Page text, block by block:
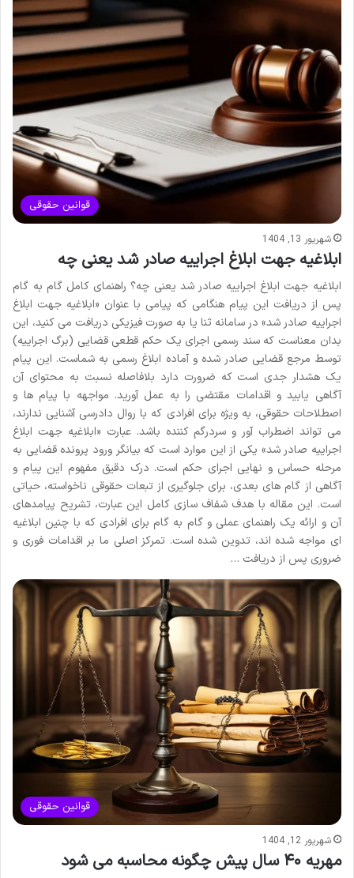
قوانین حقوقی
شهریور 13, 1404
ابلاغیه جهت ابلاغ اجراییه صادر شد یعنی چه
ابلاغیه جهت ابلاغ اجراییه صادر شد یعنی چه؟ راهنمای کامل گام به گام
پس از دریافت این پیام هنگامی که پیامی با عنوان «ابلاغیه جهت ابلاغ
اجراییه صادر شد» در سامانه ثنا یا به صورت فیزیکی دریافت می کنید، این
بدان معناست که سند رسمی اجرای یک حکم قطعی قضایی (برگ اجراییه)
توسط مرجع قضایی صادر شده و آماده ابلاغ رسمی به شماست. این پیام
یک هشدار جدی است که ضرورت دارد بلافاصله نسبت به محتوای آن
آگاهی یابید و اقدامات مقتضی را به عمل آورید. مواجهه با پیام ها و
اصطلاحات حقوقی، به ویژه برای افرادی که با روال دادرسی آشنایی ندارند،
می تواند اضطراب آور و سردرگم کننده باشد. عبارت «ابلاغیه جهت ابلاغ
اجراییه صادر شد» یکی از این موارد است که بیانگر ورود پرونده قضایی به
مرحله حساس و نهایی اجرای حکم است. درک دقیق مفهوم این پیام و
آگاهی از گام های بعدی، برای جلوگیری از تبعات حقوقی ناخواسته، حیاتی
است. این مقاله با هدف شفاف سازی کامل این عبارت، تشریح پیامدهای
آن و ارائه یک راهنمای عملی و گام به گام برای افرادی که با چنین ابلاغیه
ای مواجه شده اند، تدوین شده است. تمرکز اصلی ما بر اقدامات فوری و
ضروری پس از دریافت …
قوانین حقوقی
شهریور 12, 1404
مهریه ۴۰ سال پیش چگونه محاسبه می شود